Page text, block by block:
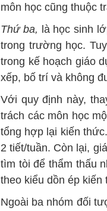
môn học cũng thuộc
Thứ ba, là học sinh
trong trường học.
trong kế hoạch giáo
xếp, bố trí và không
Với quy định này,
trách các môn học
tổng hợp lại kiến
2 tiết/tuần. Còn lại,
tìm tòi để thẩm thấu
theo kiểu dồn ép kiến
Ngoài ba nhóm đối